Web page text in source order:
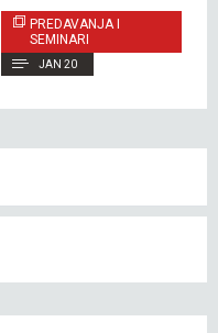
interesovanje
PREDAVANJA I
SEMINARI
JAN 20